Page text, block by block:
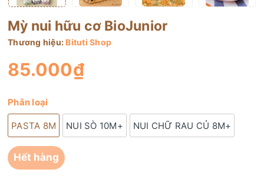
Mỳ nui hữu cơ BioJunior
Thương hiệu: Bituti Shop
85.000₫
Phân loại
PASTA 8M NUI SÒ 10M+ NUI CHỮ RAU CỦ 8M+
Hết hàng